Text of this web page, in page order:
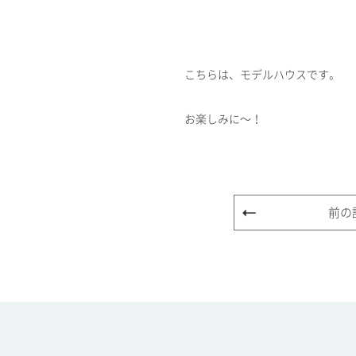
こちらは、モデルハウスです。
お楽しみに～！
前の